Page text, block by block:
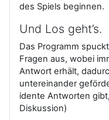
des Spiels beginnen.
Und Los geht’s.
Das Programm
Fragen aus, wobei
Antwort erhält,
untereinander
idente Antworten
Diskussion)